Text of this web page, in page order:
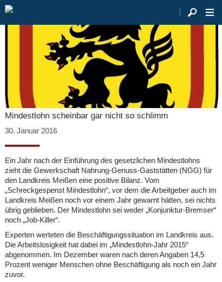
Mindestlohn scheinbar gar nicht so schlimm
30. Januar 2016
Ein Jahr nach der Einführung des gesetzlichen Mindestlohns
zieht die Gewerkschaft Nahrung-Genuss-Gaststätten (NGG) für
den Landkreis Meißen eine positive Bilanz. Vom
„Schreckgespenst Mindestlohn“, vor dem die Arbeitgeber auch im
Landkreis Meißen noch vor einem Jahr gewarnt hätten, sei nichts
übrig geblieben. Der Mindestlohn sei weder „Konjunktur-Bremser“
noch „Job-Killer“.
Experten werteten die Beschäftigungssituation im Landkreis aus.
Die Arbeitslosigkeit hat dabei im „Mindestlohn-Jahr 2015“
abgenommen. Im Dezember waren nach deren Angaben 14,5
Prozent weniger Menschen ohne Beschäftigung als noch ein Jahr
zuvor.